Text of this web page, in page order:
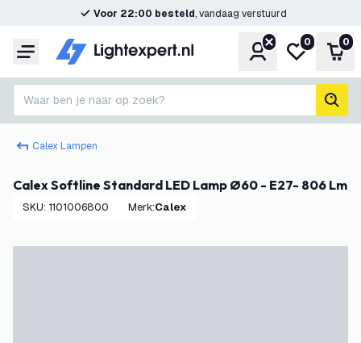
Voor 22:00 besteld, vandaag verstuurd
Menu Account
Mijn
0 0
Waar ben je naar op zoek?
Calex Lampen
Calex Softline Standard LED Lamp Ø60 - E27- 806 Lm
SKU: 1101006800 Merk: Calex